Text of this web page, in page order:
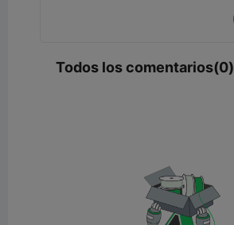
Todos los comentarios(0)